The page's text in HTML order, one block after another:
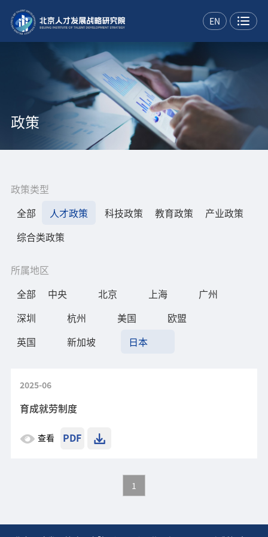
EN
政策
政策类型
全部
人才政策 科技政策 教育政策
产业政策
综合类政策
所属地区
全部
中央 北京 上海
广州
深圳
杭州 美国
欧盟
英国
新加坡 日本
2025-06
育成就劳制度
查看 PDF
1